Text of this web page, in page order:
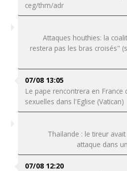
ceg/thm/adr
Attaques houthies: la
restera pas les bras croisés"
07/08 13:05
Le pape rencontrera en France
sexuelles dans l'Eglise (Vatican)
Thaïlande : le tireur
attaque dans
07/08 12:20